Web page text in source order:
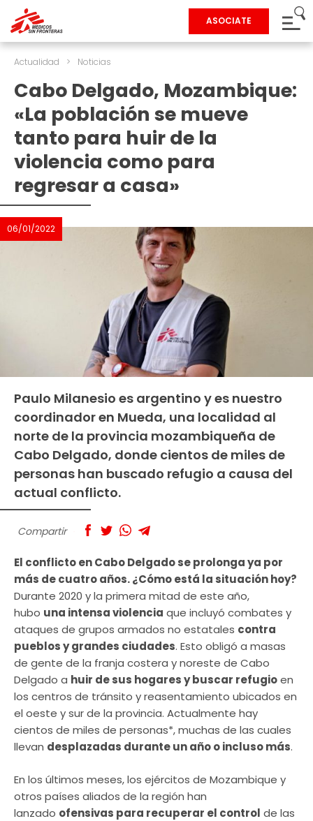
ASOCIATE
Actualidad > Noticias
Cabo Delgado, Mozambique:
«La población se mueve
tanto para huir de la
violencia como para
regresar a casa»
06/01/2022
Paulo Milanesio es argentino y es nuestro
coordinador en Mueda, una localidad al
norte de la provincia mozambiqueña de
Cabo Delgado, donde cientos de miles de
personas han buscado refugio a causa del
actual conflicto.
Compartir
El conflicto en Cabo Delgado se prolonga ya por
más de cuatro años. ¿Cómo está la situación hoy?
Durante 2020 y la primera mitad de este año,
hubo una intensa violencia que incluyó combates y
ataques de grupos armados no estatales contra
pueblos y grandes ciudades. Esto obligó a masas
de gente de la franja costera y noreste de Cabo
Delgado a huir de sus hogares y buscar refugioen
los centros de tránsito y reasentamiento ubicados en
el oeste y sur de la provincia. Actualmente hay
cientos de miles de personas*, muchas de las cuales
llevan desplazadas durante un año o incluso más.
En los últimos meses, los ejércitos de Mozambique y
otros países aliados de la región han
lanzado ofensivas para recuperar el control de las